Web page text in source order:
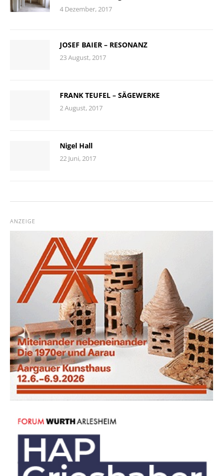
4 Dezember, 2017
JOSEF BAIER – RESONANZ
23 August, 2017
FRANK TEUFEL – SÄGEWERKE
2 August, 2017
Nigel Hall
22 Juni, 2017
ANZEIGE